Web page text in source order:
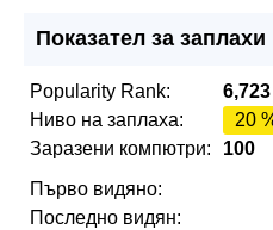
Показател за заплахи
Popularity Rank:
6,723
Ниво на заплаха:
20
Заразени компютри:
100
Първо видяно:
Последно видян: